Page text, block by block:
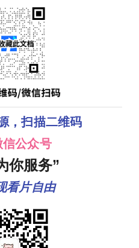
，扫描二维码
信公众号
你服务”
看片自由